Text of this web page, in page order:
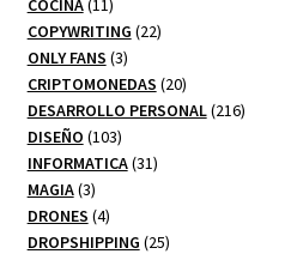
COCINA 11
productos
COPYWRITING 2222
ONLY FANS 33
productos
CRIPTOMONEDAS 2020
productos
DESARROLLO PERSONAL 216216
DISEÑO 103103
productos
INFORMATICA 3131
MAGIA 33
productos
DRONES 44
productos
DROPSHIPPING 2525